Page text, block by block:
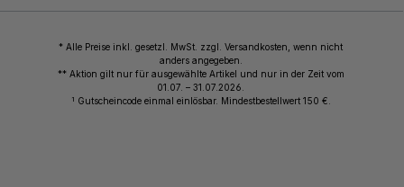
* Alle Preise inkl. gesetzl. MwSt. zzgl. Versandkosten, wenn nicht
anders angegeben.
** Aktion gilt nur für ausgewählte Artikel und nur in der Zeit vom
01.07. – 31.07.2026.
1 Gutscheincode einmal einlösbar. Mindestbestellwert 150 €.